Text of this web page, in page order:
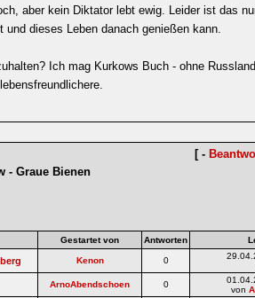
aber kein Diktator lebt ewig. Leider ist das
und dieses Leben danach genießen kann.
Ich mag Kurkows Buch - ohne
[ -
- Graue Bienen
Gestartet von Antworten
Kenon 0
ArnoAbendschoen 0
von